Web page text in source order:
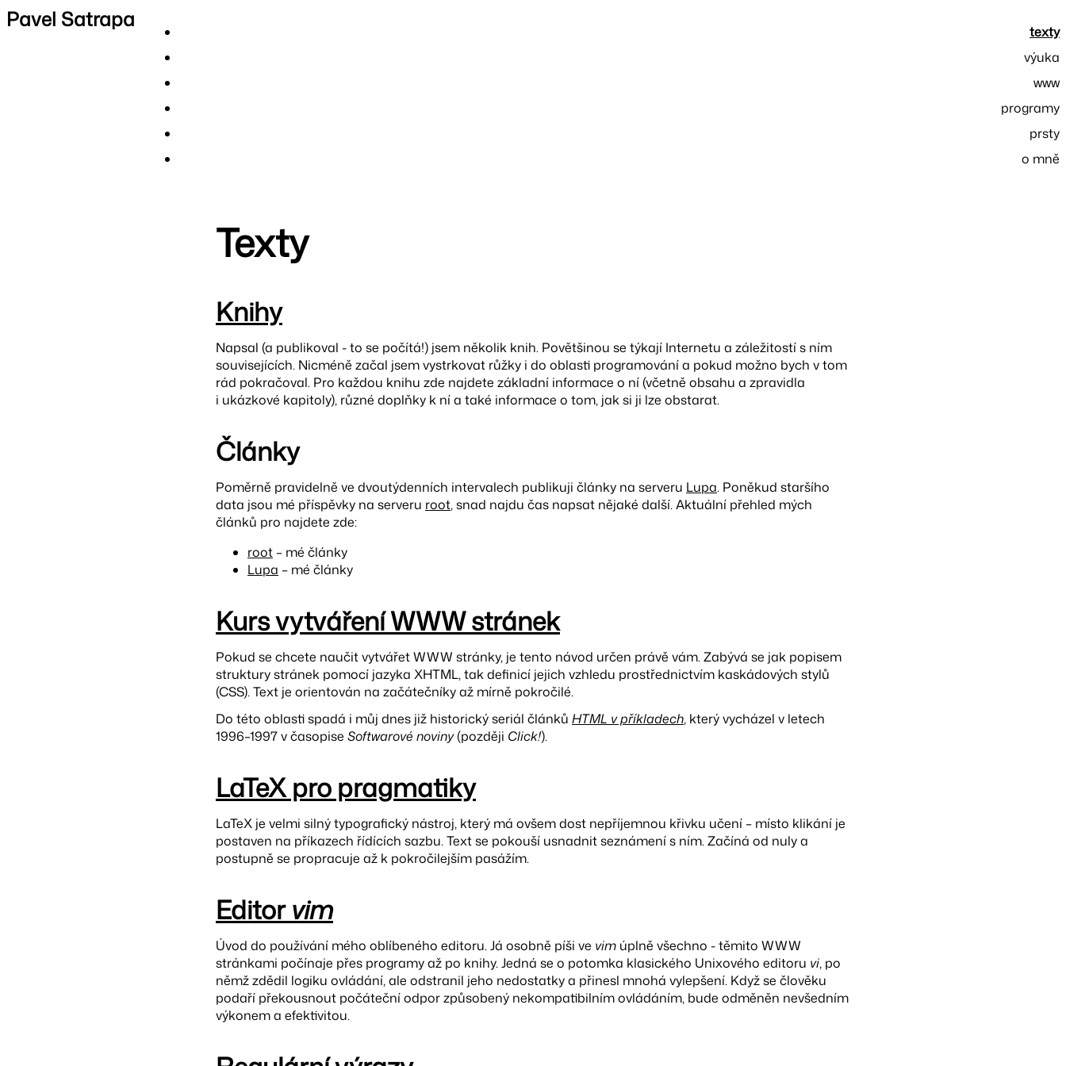
Pavel Satrapa
Texty
Knihy
Napsal (a publikoval - to se počítá!) jsem několik knih. Povětšinou se týkají Internetu a záležitostí s ním
souvisejících. Nicméně začal jsem vystrkovat růžky i do oblasti programování a pokud možno bych v tom
rád pokračoval. Pro každou knihu zde najdete základní informace o ní (včetně obsahu a zpravidla
i ukázkové kapitoly), různé doplňky k ní a také informace o tom, jak si ji lze obstarat.
Články
Poměrně pravidelně ve dvoutýdenních intervalech publikuji články na serveru Lupa. Poněkud staršího
data jsou mé příspěvky na serveru root, snad najdu čas napsat nějaké další. Aktuální přehled mých
článků pro najdete zde:
root– mé články
Lupa – mé články
Kurs vytváření WWW stránek
Pokud se chcete naučit vytvářet WWW stránky, je tento návod určen právě vám. Zabývá se jak popisem
struktury stránek pomocí jazyka XHTML, tak definicí jejich vzhledu prostřednictvím kaskádových stylů
(CSS). Text je orientován na začátečníky až mírně pokročilé.
Do této oblasti spadá i můj dnes již historický seriál článků HTML v příkladech, který vycházel v letech
1996–1997 v časopise Softwarové noviny(později Click!).
LaTeX pro pragmatiky
LaTeX je velmi silný typografický nástroj, který má ovšem dost nepříjemnou křivku učení – místo klikání je
postaven na příkazech řídících sazbu. Text se pokouší usnadnit seznámení s ním. Začíná od nuly a
postupně se propracuje až k pokročilejším pasážím.
Editorvim
Úvod do používání mého oblíbeného editoru. Já osobně píši ve vim úplně všechno - těmito WWW
stránkami počínaje přes programy až po knihy. Jedná se o potomka klasického Unixového editoru vi, po
němž zdědil logiku ovládání, ale odstranil jeho nedostatky a přinesl mnohá vylepšení. Když se člověku
podaří překousnout počáteční odpor způsobený nekompatibilním ovládáním, bude odměněn nevšedním
výkonem a efektivitou.
texty
výuka
www
programy
prsty
o mně